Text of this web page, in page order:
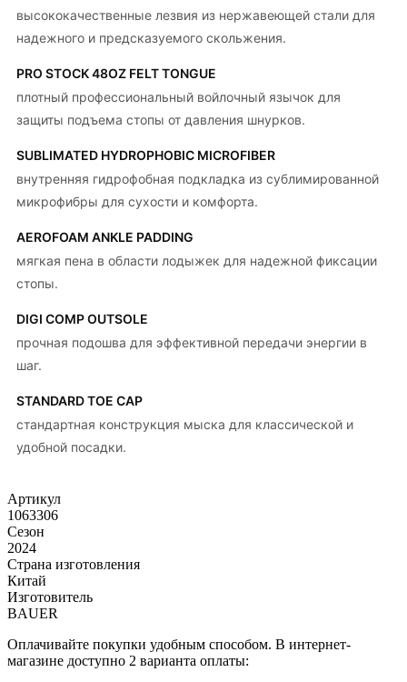
высококачественные лезвия из нержавеющей стали для
надежного и предсказуемого скольжения.
PRO STOCK 48OZ FELT TONGUE
плотный профессиональный войлочный язычок для
защиты подъема стопы от давления шнурков.
SUBLIMATED HYDROPHOBIC MICROFIBER
внутренняя гидрофобная подкладка из сублимированной
микрофибры для сухости и комфорта.
AEROFOAM ANKLE PADDING
мягкая пена в области лодыжек для надежной фиксации
стопы.
DIGI COMP OUTSOLE
прочная подошва для эффективной передачи энергии в
шаг.
STANDARD TOE CAP
стандартная конструкция мыска для классической и
удобной посадки.
Артикул
1063306
Сезон
2024
Страна изготовления
Китай
Изготовитель
BAUER
Оплачивайте покупки удобным способом. В интернет-
магазине доступно 2 варианта оплаты: